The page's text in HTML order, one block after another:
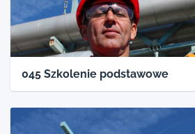
045 Szkolenie podstawowe